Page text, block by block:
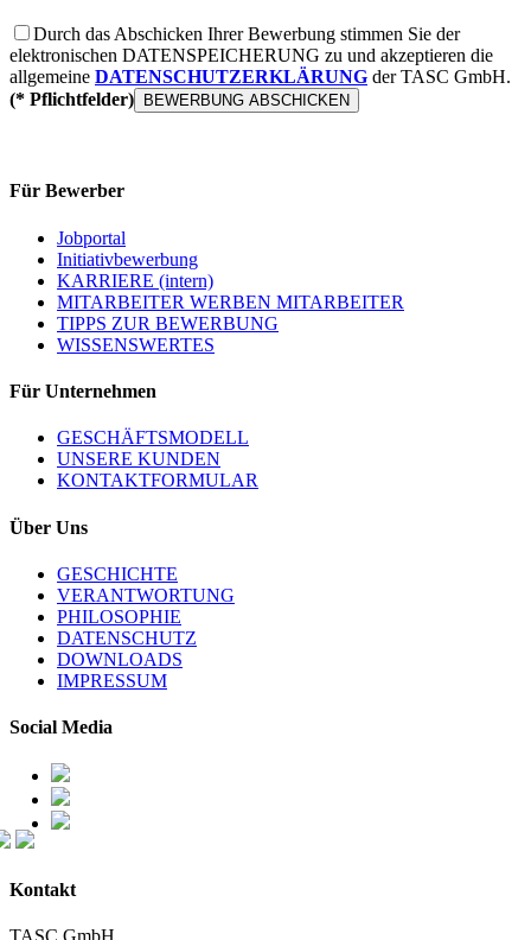
Durch das Abschicken Ihrer Bewerbung stimmen Sie der
elektronischen DATENSPEICHERUNG zu und akzeptieren die
allgemeine DATENSCHUTZERKLÄRUNG der TASC GmbH.
(* Pflichtfelder)
Für Bewerber
Jobportal
Initiativbewerbung
KARRIERE (intern)
MITARBEITER WERBEN MITARBEITER
TIPPS ZUR BEWERBUNG
WISSENSWERTES
Für Unternehmen
GESCHÄFTSMODELL
UNSERE KUNDEN
KONTAKTFORMULAR
Über Uns
GESCHICHTE
VERANTWORTUNG
PHILOSOPHIE
DATENSCHUTZ
DOWNLOADS
IMPRESSUM
Social Media
Kontakt
TASC GmbH